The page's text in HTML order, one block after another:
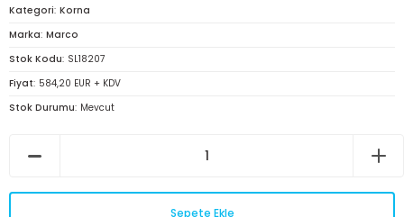
Kategori Korna
Marka Marco
Stok Kodu SL18207
Fiyat 584,20 EUR + KDV
Stok Durumu Mevcut
Sepete Ekle